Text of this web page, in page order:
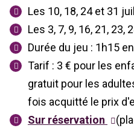
Les 10, 18, 24 et 31
Les 3, 7, 9, 16, 21, 23,
Durée du jeu : 1h15
Tarif : 3 € pour les
gratuit pour les
fois acquitté le prix
Sur réservation